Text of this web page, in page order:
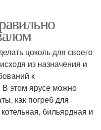
цоколь для своего
из назначения и
к
этом ярусе можно
как погреб для
бильярдная и